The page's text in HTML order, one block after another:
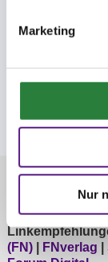
Marketing
Nur
© Deutsche
(FN)
FNverlag